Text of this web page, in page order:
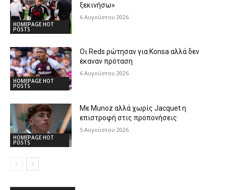
HOMEPAGE HOT
POSTS
ξεκινήσω»
6 Αυγούστου 2026
HOMEPAGE HOT
POSTS
Οι Reds ρώτησαν για Konsa αλλά δεν
έκαναν πρόταση
6 Αυγούστου 2026
HOMEPAGE HOT
POSTS
Με Munoz αλλά χωρίς Jacquet η
επιστροφή στις προπονήσεις
5 Αυγούστου 2026